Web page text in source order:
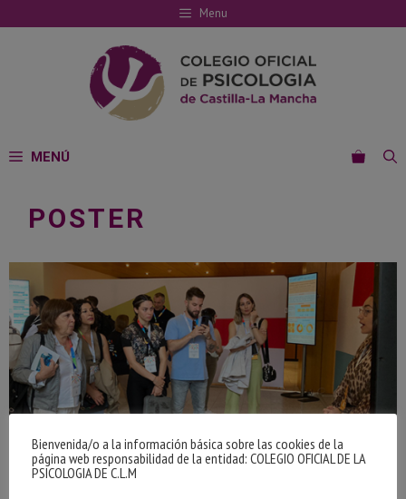
al
Menu
MENÚ
POSTER
Bienvenida/o a la información básica sobre las cookies de la
página web responsabilidad de la entidad: COLEGIO OFICIAL DE LA
PSICOLOGIA DE C.L.M